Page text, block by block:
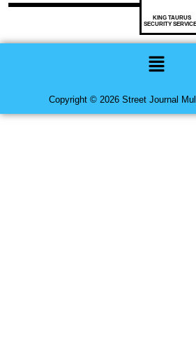
KING TAURUS
SECURITY
Menu
Copyright © 2026 Street Journal